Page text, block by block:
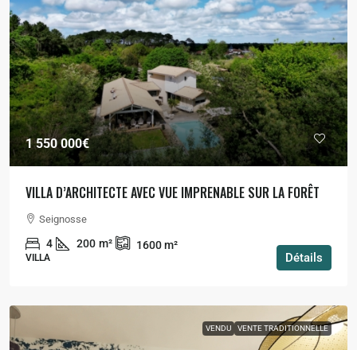
1 550 000€
VILLA D’ARCHITECTE AVEC VUE IMPRENABLE SUR LA FORÊT
Seignosse
4 200 m² 1600m²
VILLA Détails
VENDU VENTE TRADITIONNELLE